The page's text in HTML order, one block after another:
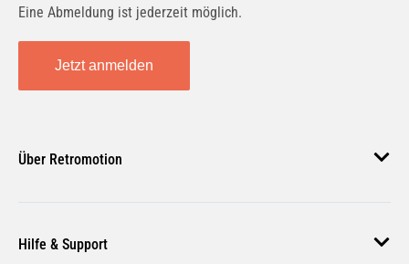
Eine Abmeldung ist jederzeit möglich.
Jetzt anmelden
Über Retromotion
Unsere Jobs
Hilfe & Support